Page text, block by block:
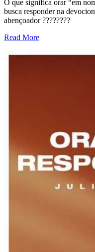
O que significa orar “em
busca responder na
abençoador ????????
Read More